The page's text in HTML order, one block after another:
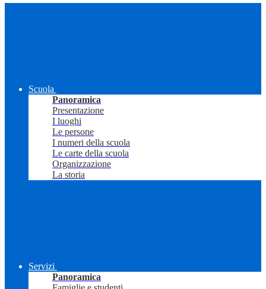
Scuola
Panoramica
Presentazione
I luoghi
Le persone
I numeri della scuola
Le carte della scuola
Organizzazione
La storia
Servizi
Panoramica